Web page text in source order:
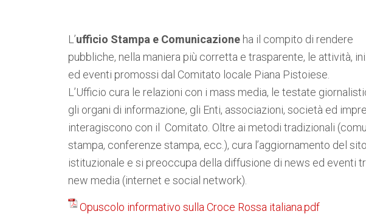
L’ufficio Stampa e Comunicazione ha il compito di rendere
pubbliche, nella maniera più corretta e trasparente, le attività,
ed eventi promossi dal Comitato locale Piana Pistoiese.
L’Ufficio cura le relazioni con i mass media, le testate
gli organi di informazione, gli Enti, associazioni, società ed
interagiscono con il Comitato. Oltre ai metodi tradizionali
stampa, conferenze stampa, ecc.), cura l’aggiornamento del sito
istituzionale e si preoccupa della diffusione di news ed eventi
new media (internet e social network)
Opuscolo informativo sulla Croce Rossa italiana.pdf